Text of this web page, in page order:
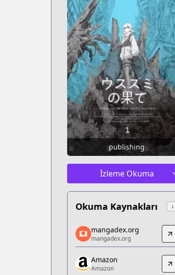
publishing
İzleme Okuma
Okuma Kaynakları ↓
mangadex.org
mangadex.org
https://mangadex.org/title/
Amazon
mangadex.org
mangadex.org
Amazon
Amazon